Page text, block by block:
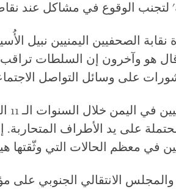
لتجنب الوقوع في مشاكل عند
الصحفيين اليمنيين نبيل
هو وآخرون إن السلطات تراقب
على وسائل التواصل
على يد الأطراف المتحاربة.
في معظم الحالات التي
والمجلس الانتقالي الجنوبي على